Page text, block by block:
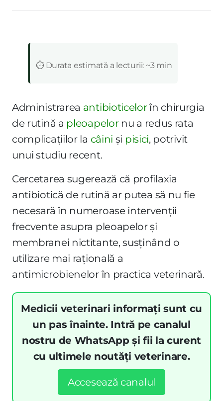
⏱️ Durata estimată a lecturii: ~3 min
Administrarea antibioticelorîn chirurgia
de rutină a pleoapelornu a redus rata
complicațiilor la câini și pisici, potrivit
unui studiu recent.
Cercetarea sugerează că profilaxia
antibiotică de rutină ar putea să nu fie
necesară în numeroase intervenții
frecvente asupra pleoapelor și
membranei nictitante, susținând o
utilizare mai rațională a
antimicrobienelor în practica veterinară.
Medicii veterinari informați sunt cu
un pas înainte. Intră pe canalul
nostru de WhatsApp și fii la curent
cu ultimele noutăți veterinare.
Accesează canalul